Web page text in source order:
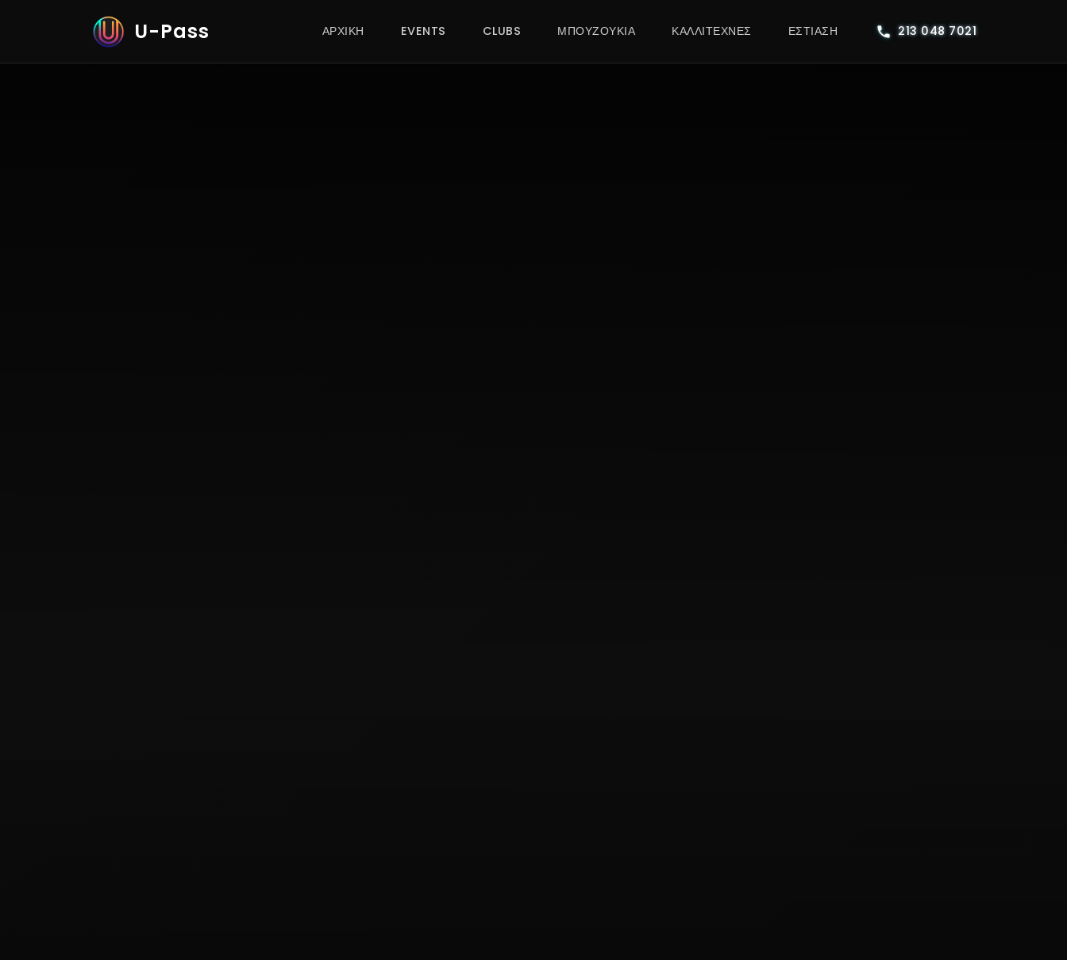
U-Pass ΑΡΧΙΚΗ EVENTS CLUBS ΜΠΟΥΖΟΥΚΙΑ ΚΑΛΛΙΤΕΧΝΕΣ ΕΣΤΊΑΣΗ 213 048 7021